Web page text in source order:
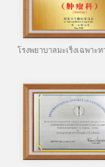
โรงพยาบาลมะเร็งเฉพาะ